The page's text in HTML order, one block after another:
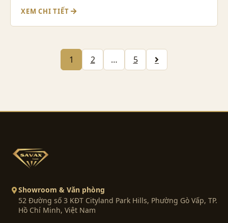
XEM CHI TIẾT
1 2 … 5
Showroom & Văn phòng
52 Đường số 3 KĐT Cityland Park Hills, Phường Gò Vấp, TP.
Hồ Chí Minh, Việt Nam